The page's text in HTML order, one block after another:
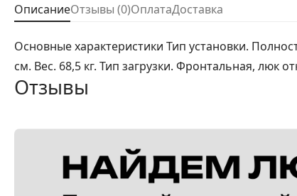
ОписаниеОтзывы (0)ОплатаДоставка
Основные характеристики Тип установки.
см. Вес. 68,5 кг. Тип загрузки. Фронтальная, люк
Отзывы